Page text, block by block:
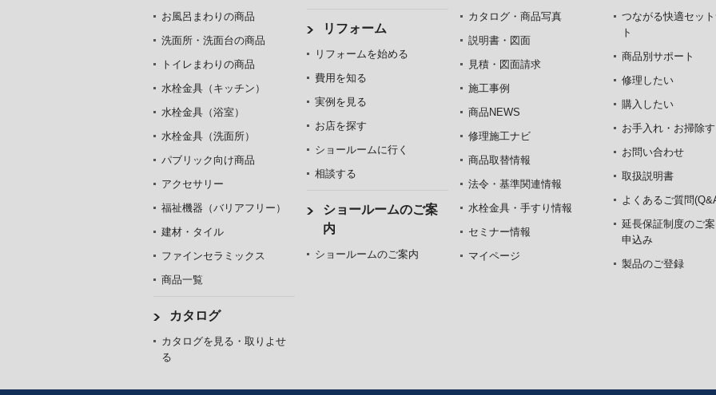
お風呂まわりの商品
洗面所・洗面台の商品
トイレまわりの商品
水栓金具（キッチン）
水栓金具（浴室）
水栓金具（洗面所）
パブリック向け商品
アクセサリー
福祉機器（バリアフリー）
建材・タイル
ファインセラミックス
商品一覧
カタログ
カタログを見る・取りよせ
る
リフォーム
リフォームを始める
費用を知る
実例を見る
お店を探す
ショールームに行く
相談する
ショールームのご案
内
ショールームのご案内
カタログ・商品写真
説明書・図面
見積・図面請求
施工事例
商品NEWS
修理施工ナビ
商品取替情報
法令・基準関連情報
水栓金具・手すり情報
セミナー情報
マイページ
つながる快適セッ
ト
商品別サポート
修理したい
購入したい
お手入れ・お掃除
お問い合わせ
取扱説明書
よくあるご質問
延長保証制度のご
申込み
製品のご登録